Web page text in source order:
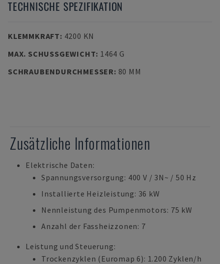
TECHNISCHE SPEZIFIKATION
KLEMMKRAFT: 4200 KN
MAX. SCHUSSGEWICHT: 1464 G
SCHRAUBENDURCHMESSER: 80 MM
Zusätzliche Informationen
Elektrische Daten:
Spannungsversorgung: 400 V / 3N~ / 50 Hz
Installierte Heizleistung: 36 kW
Nennleistung des Pumpenmotors: 75 kW
Anzahl der Fassheizzonen: 7
Leistung und Steuerung:
Trockenzyklen (Euromap 6): 1.200 Zyklen/h